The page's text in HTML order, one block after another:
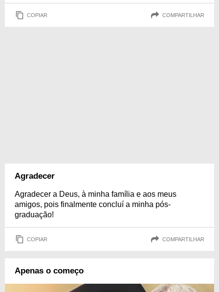
COPIAR COMPARTILHAR
Agradecer
Agradecer a Deus, à minha família e aos meus
amigos, pois finalmente concluí a minha pós-
graduação!
COPIAR COMPARTILHAR
Apenas o começo